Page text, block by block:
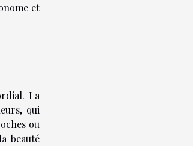
et
La
qui
ou
beauté